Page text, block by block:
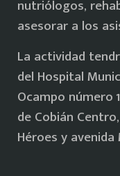
nutriólogos,
asesorar a los
La actividad
del Hospital
Ocampo número
de Cobián
Héroes y